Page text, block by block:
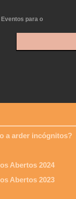
Eventos para o
a arder incógnitos?
Abertos 2024
Abertos 2023